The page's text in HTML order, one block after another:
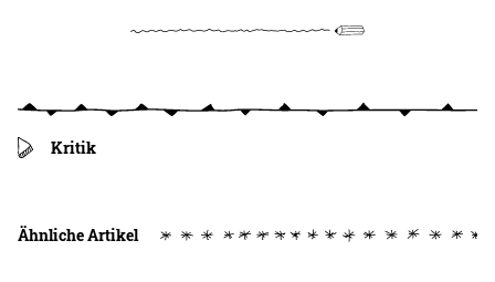
Kritik
Ähnliche Artikel